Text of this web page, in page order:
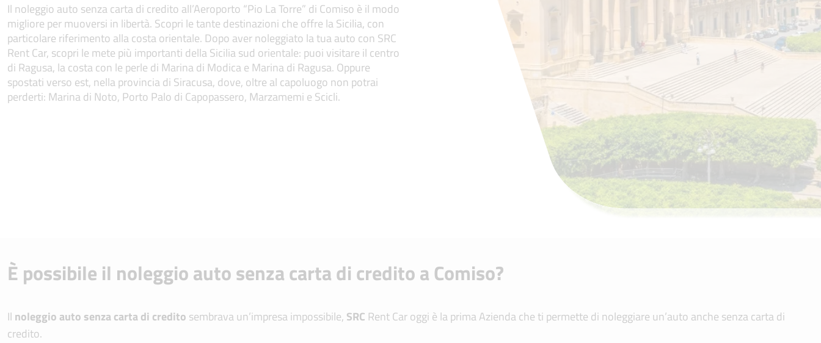
Il noleggio auto senza carta di credito all’Aeroporto “Pio La Torre” di Comiso è il modo
migliore per muoversi in libertà. Scopri le tante destinazioni che offre la Sicilia, con
particolare riferimento alla costa orientale. Dopo aver noleggiato la tua auto con SRC
Rent Car, scopri le mete più importanti della Sicilia sud orientale: puoi visitare il centro
di Ragusa, la costa con le perle di Marina di Modica e Marina di Ragusa. Oppure
spostati verso est, nella provincia di Siracusa, dove, oltre al capoluogo non potrai
perderti: Marina di Noto, Porto Palo di Capopassero, Marzamemi e Scicli.
È possibile il noleggio auto senza carta di credito a Comiso?
Il noleggio auto senza carta di credito sembrava un’impresa impossibile, SRC Rent Car oggi è la prima Azienda che ti permette di noleggiare un’auto anche senza carta di
credito.